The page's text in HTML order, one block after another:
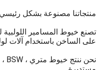
منتجاتنا مصنوعة بشكل
تصنع خيوط المسامير
على الساخن باستخدام آلات